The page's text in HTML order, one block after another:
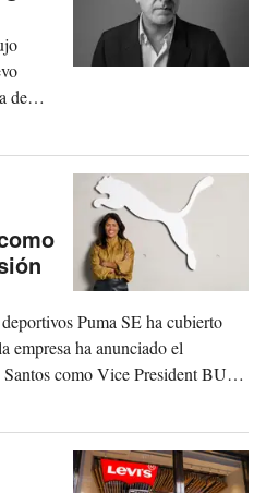
e...
de
la
marzo
Puma SE ha cubierto
empresa ha anunciado el
como Vice President BU
tras una reforma estructural
y Core. La...